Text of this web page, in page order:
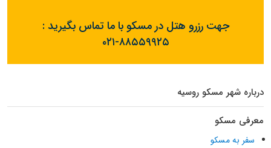
جهت رزرو هتل در مسکو با ما تماس بگیرید :
۰۲۱-۸۸۵۵۹۹۲۵
درباره شهر مسکو روسیه
معرفی مسکو
سفر به مسکو